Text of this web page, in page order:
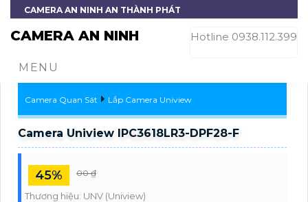
CAMERA AN NINH AN THÀNH PHÁT
CAMERA AN NINH Hotline 0938.112.399
MENU
Camera Quan Sát Lắp Camera Uniview
Camera Uniview IPC3618LR3-DPF28-F
45% 00 ₫
Thương hiệu: UNV (Uniview)